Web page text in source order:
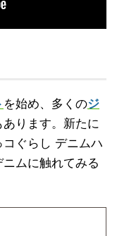
を始め、多くのジ
あります。新たに
ぐらし デニムハ
ムに触れてみる